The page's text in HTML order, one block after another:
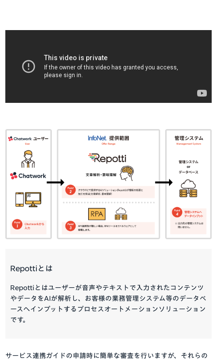
Repottiとは
Repottiとはユーザーが音声やテキストで入力されたコンテンツ
やデータをAIが解析し、お客様の業務管理システム等のデータベ
ースへインプットするプロセスオートメーションソリューション
です。
サービス連携ガイドの申請時に簡単な審査を行いますが、それらの